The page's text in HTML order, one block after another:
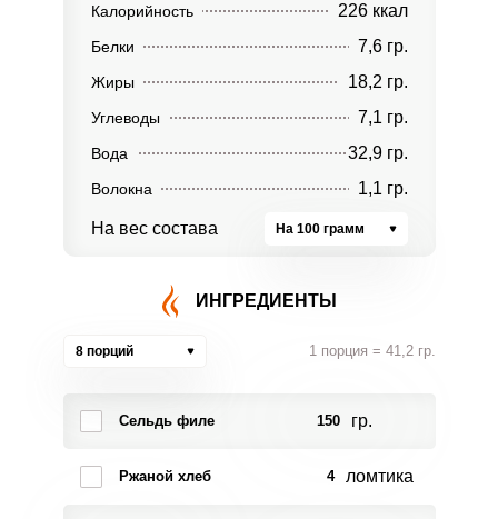
Калорийность 226 ккал
Белки 7,6 гр.
Жиры 18,2 гр.
Углеводы 7,1 гр.
Вода 32,9 гр.
Волокна 1,1 гр.
На вес состава На 100 грамм
ИНГРЕДИЕНТЫ
8 порций 1 порция = 41,2 гр.
Сельдь филе 150 гр.
Ржаной хлеб 4 ломтика